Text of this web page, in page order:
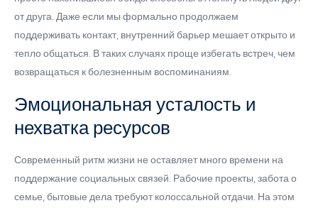
от друга. Даже если мы формально продолжаем
поддерживать контакт, внутренний барьер мешает открыто и
тепло общаться. В таких случаях проще избегать встреч, чем
возвращаться к болезненным воспоминаниям.
Эмоциональная усталость и
нехватка ресурсов
Современный ритм жизни не оставляет много времени на
поддержание социальных связей. Рабочие проекты, забота о
семье, бытовые дела требуют колоссальной отдачи. На этом